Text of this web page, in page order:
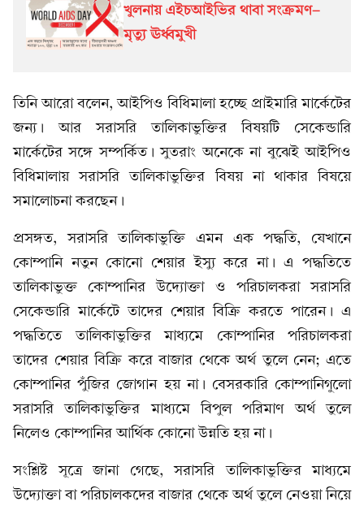
খুলনায় এইচআইভির থাবা সংক্রমণ-
মৃত্যু ঊর্ধ্বমুখী
তিনি আরো বলেন, আইপিও বিধিমালা হচ্ছে প্রাইমারি মার্কেটের
জন্য। আর সরাসরি তালিকাভুক্তির বিষয়টি সেকেন্ডারি
মার্কেটের সঙ্গে সম্পর্কিত। সুতরাং অনেকে না বুঝেই আইপিও
বিধিমালায় সরাসরি তালিকাভুক্তির বিষয় না থাকার বিষয়ে
সমালোচনা করছেন।
প্রসঙ্গত, সরাসরি তালিকাভুক্তি এমন এক পদ্ধতি, যেখানে
কোম্পানি নতুন কোনো শেয়ার ইস্যু করে না। এ পদ্ধতিতে
তালিকাভুক্ত কোম্পানির উদ্যোক্তা ও পরিচালকরা সরাসরি
সেকেন্ডারি মার্কেটে তাদের শেয়ার বিক্রি করতে পারেন। এ
পদ্ধতিতে তালিকাভুক্তির মাধ্যমে কোম্পানির পরিচালকরা
তাদের শেয়ার বিক্রি করে বাজার থেকে অর্থ তুলে নেন; এতে
কোম্পানির পুঁজির জোগান হয় না। বেসরকারি কোম্পানিগুলো
সরাসরি তালিকাভুক্তির মাধ্যমে বিপুল পরিমাণ অর্থ তুলে
নিলেও কোম্পানির আর্থিক কোনো উন্নতি হয় না।
সংশ্লিষ্ট সূত্রে জানা গেছে, সরাসরি তালিকাভুক্তির মাধ্যমে
উদ্যোক্তা বা পরিচালকদের বাজার থেকে অর্থ তুলে নেওয়া নিয়ে